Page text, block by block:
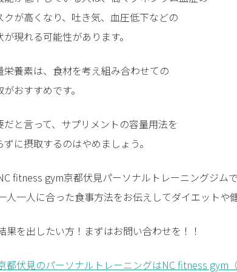
クが高くなり、吐き気、血圧低下などの
が現れる可能性があります。
栄養素は、食材を考え組み合わせての
がおすすめです。
だと言って、サプリメントの容量用法を
ずに摂取するのはやめましょう。
fitness gym京都伏見パーソナルトレーニングジム
人一人に合った食事方法をお伝えしてダイエットや
果を出したい方！まずはお問い合わせを！！
都伏見のパーソナルトレーニングはNC fitness gym